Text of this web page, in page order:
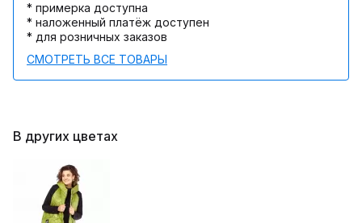
* примерка доступна
* наложенный платёж доступен
* для розничных заказов
СМОТРЕТЬ ВСЕ ТОВАРЫ
В других цветах